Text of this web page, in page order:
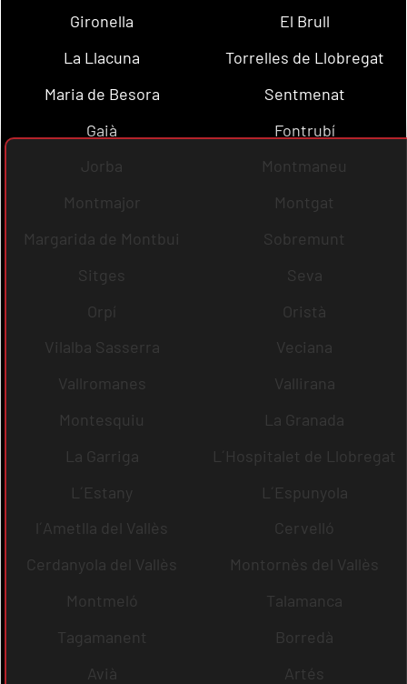
Gironella
El Brull
La Llacuna
Torrelles de Llobregat
Maria de Besora
Sentmenat
Gaià
Fontrubí
Jorba
Montmaneu
Montmajor
Montgat
Margarida de Montbui
Sobremunt
Sitges
Seva
Orpí
Oristà
Vilalba Sasserra
Veciana
Vallromanes
Vallirana
Montesquiu
La Granada
La Garriga
L´Hospitalet de Llobregat
L´Estany
L´Espunyola
l´Ametlla del Vallès
Cervelló
Cerdanyola del Vallès
Montornès del Vallès
Montmeló
Talamanca
Tagamanent
Borredà
Avià
Artés